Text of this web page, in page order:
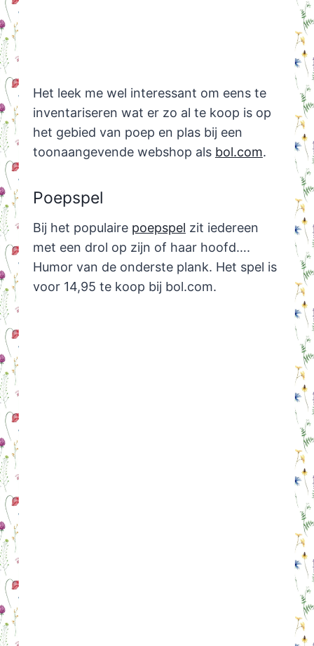
Het leek me wel interessant om eens te
inventariseren wat er zo al te koop is op
het gebied van poep en plas bij een
toonaangevende webshop als bol.com.
Poepspel
Bij het populaire poepspel zit iedereen
met een drol op zijn of haar hoofd….
Humor van de onderste plank. Het spel is
voor 14,95 te koop bij bol.com.